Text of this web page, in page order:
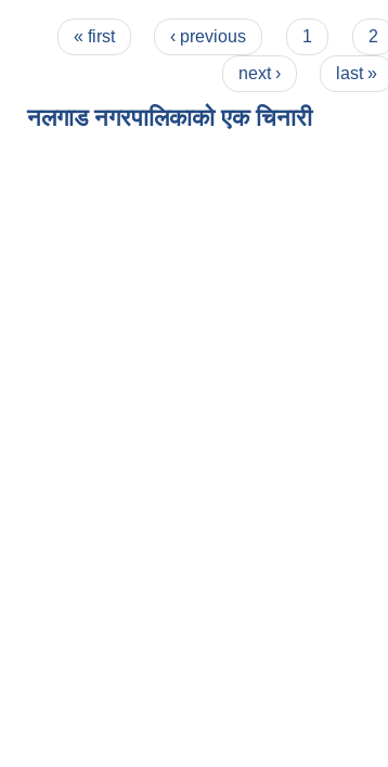
Pages
« first ‹ previous 1 2
next ›
last »
नलगाड नगरपालिकाको एक चिनारी